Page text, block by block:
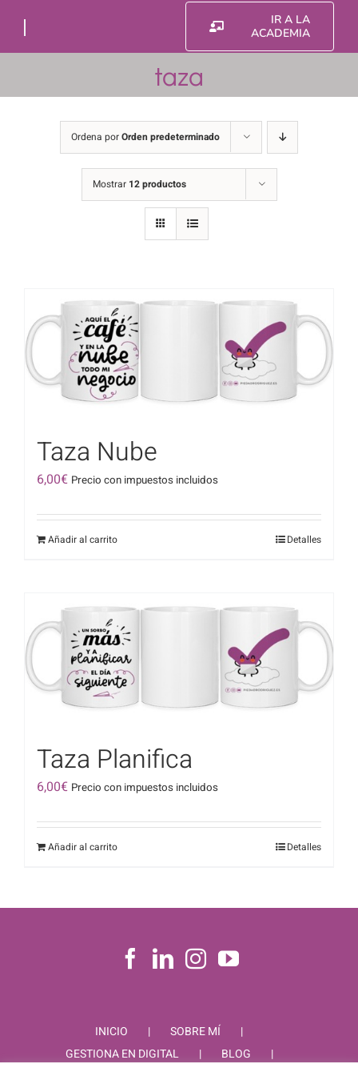
contenido
IR A LA
ACADEMIA
taza
Ordena porOrden predeterminado
Mostrar 12 productos
Taza Nube
6,00€ Precio con impuestos incluidos
Añadir al carrito Detalles
Taza Planifica
6,00€ Precio con impuestos incluidos
Añadir al carrito Detalles
INICIO
SOBRE MÍ
GESTIONA EN DIGITAL
BLOG